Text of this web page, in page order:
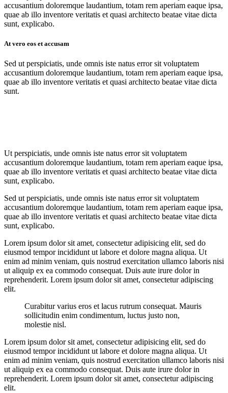
accusantium doloremque laudantium, totam rem aperiam eaque ipsa,
quae ab illo inventore veritatis et quasi architecto beatae vitae dicta
sunt, explicabo.
At vero eos et accusam
Sed ut perspiciatis, unde omnis iste natus error sit voluptatem
accusantium doloremque laudantium, totam rem aperiam eaque ipsa,
quae ab illo inventore veritatis et quasi architecto beatae vitae dicta
sunt.
Ut perspiciatis, unde omnis iste natus error sit voluptatem
accusantium doloremque laudantium, totam rem aperiam eaque ipsa,
quae ab illo inventore veritatis et quasi architecto beatae vitae dicta
sunt, explicabo.
Sed ut perspiciatis, unde omnis iste natus error sit voluptatem
accusantium doloremque laudantium, totam rem aperiam eaque ipsa,
quae ab illo inventore veritatis et quasi architecto beatae vitae dicta
sunt, explicabo.
Lorem ipsum dolor sit amet, consectetur adipisicing elit, sed do
eiusmod tempor incididunt ut labore et dolore magna aliqua. Ut
enim ad minim veniam, quis nostrud exercitation ullamco laboris nisi
ut aliquip ex ea commodo consequat. Duis aute irure dolor in
reprehenderit. Lorem ipsum dolor sit amet, consectetur adipiscing
elit.
Curabitur varius eros et lacus rutrum consequat. Mauris
sollicitudin enim condimentum, luctus justo non,
molestie nisl.
Lorem ipsum dolor sit amet, consectetur adipisicing elit, sed do
eiusmod tempor incididunt ut labore et dolore magna aliqua. Ut
enim ad minim veniam, quis nostrud exercitation ullamco laboris nisi
ut aliquip ex ea commodo consequat. Duis aute irure dolor in
reprehenderit. Lorem ipsum dolor sit amet, consectetur adipiscing
elit.